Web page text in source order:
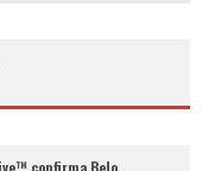
confirma Belo